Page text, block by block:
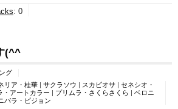
: 0
(^^ゞ
グ
リア・桂華 | サクラソウ | スカビオサ | セネシオ・
・アートカラー | プリムラ・さくらさくら | ベロニ
バラ・ピジョン